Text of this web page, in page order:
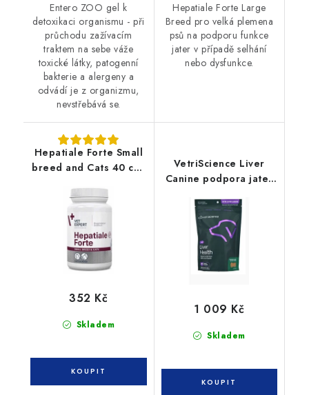
Entero ZOO gel k
detoxikaci organismu - při
průchodu zažívacím
traktem na sebe váže
toxické látky, patogenní
bakterie a alergeny a
odvádí je z organizmu,
nevstřebává se.
Hepatiale Forte Large
Breed pro velká plemena
psů na podporu funkce
jater v případě selhání
nebo dysfunkce.
Hepatiale Forte Small
breed and Cats 40 cps
Skladem
352 Kč
VetriScience Liver
Canine podpora jater
Skladem
1 009 Kč